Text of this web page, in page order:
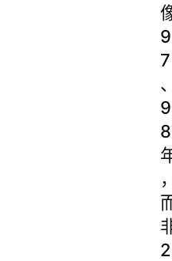
9
7
9
8
2